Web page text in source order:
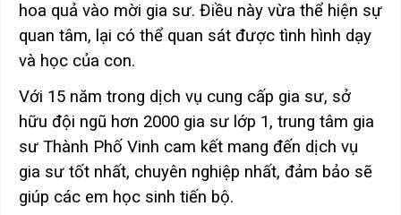
hoa quả vào mời gia sư. Điều này vừa thể hiện sự
quan tâm, lại có thể quan sát được tình hình dạy
và học của con.
Với 15 năm trong dịch vụ cung cấp gia sư, sở
hữu đội ngũ hơn 2000 gia sư lớp 1, trung tâm gia
sư Thành Phố Vinh cam kết mang đến dịch vụ
gia sư tốt nhất, chuyên nghiệp nhất, đảm bảo sẽ
giúp các em học sinh tiến bộ.